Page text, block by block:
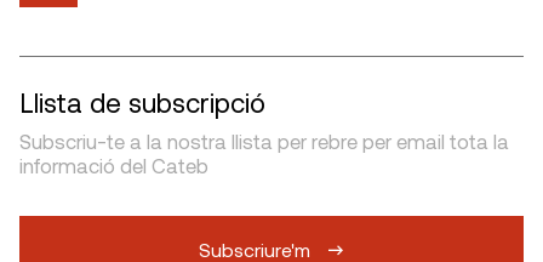
Llista de subscripció
Subscriu-te a la nostra llista per rebre per email tota la
informació del Cateb
Subscriure'm